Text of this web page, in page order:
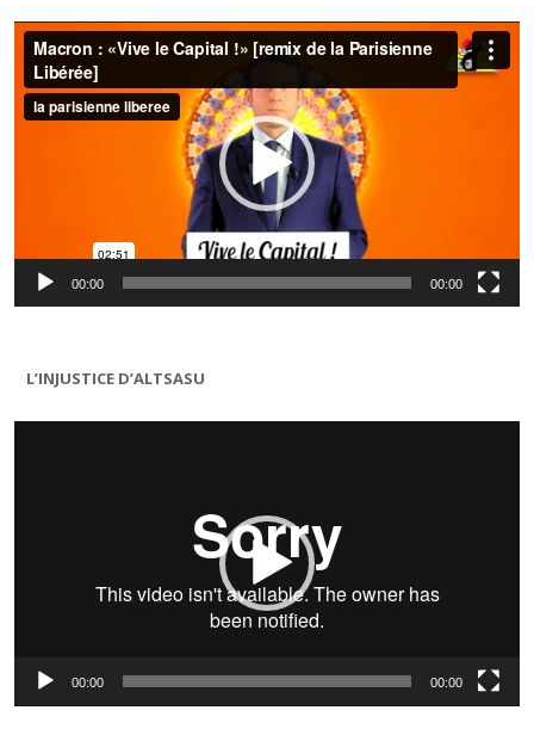
Lecteur
vidéo
00:00 00:00
L’INJUSTICE D’ALTSASU
Lecteur
00:00 00:00